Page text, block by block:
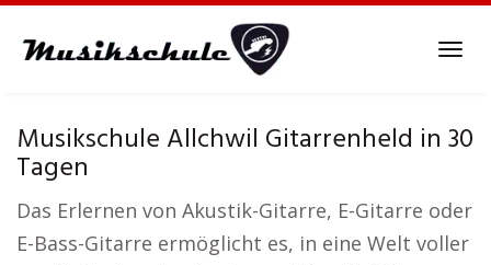
Musikschule Allchwil Gitarrenheld in 30
Tagen
Das Erlernen von Akustik-Gitarre, E-Gitarre oder
E-Bass-Gitarre ermöglicht es, in eine Welt voller